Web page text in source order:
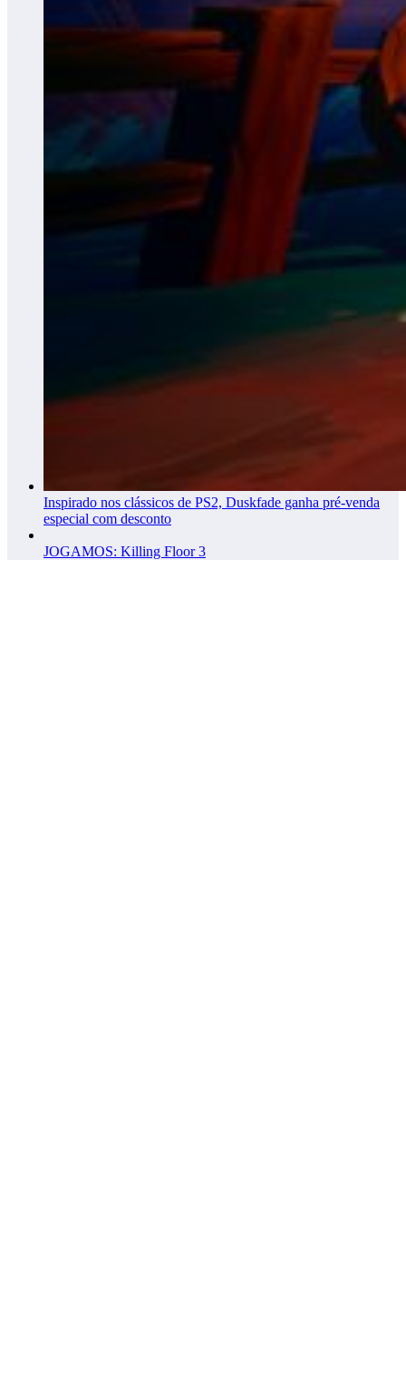
Inspirado nos clássicos de PS2, Duskfade ganha pré-venda
especial com desconto
JOGAMOS: Killing Floor 3